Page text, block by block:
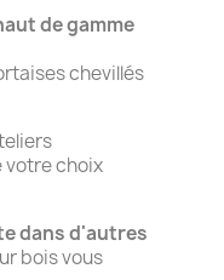
de gamme
chevillés
votre choix
dans d'autres
bois vous